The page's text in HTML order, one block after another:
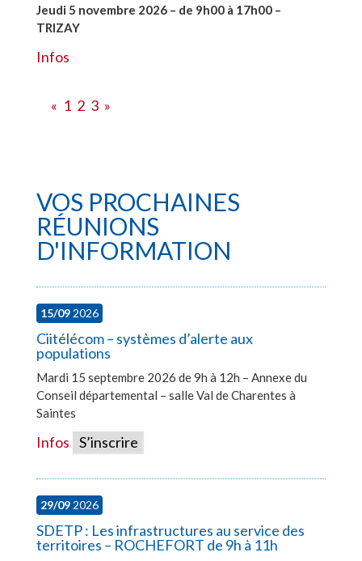
Jeudi 5 novembre 2026 – de 9h00 à 17h00 –
TRIZAY
Infos
« 1 2 3 »
VOS PROCHAINES
RÉUNIONS
D'INFORMATION
15/092026
Ciitélécom – systèmes d’alerte aux
populations
Mardi 15 septembre 2026 de 9h à 12h – Annexe du
Conseil départemental – salle Val de Charentes à
Saintes
Infos S’inscrire
29/092026
SDETP : Les infrastructures au service des
territoires – ROCHEFORT de 9h à 11h